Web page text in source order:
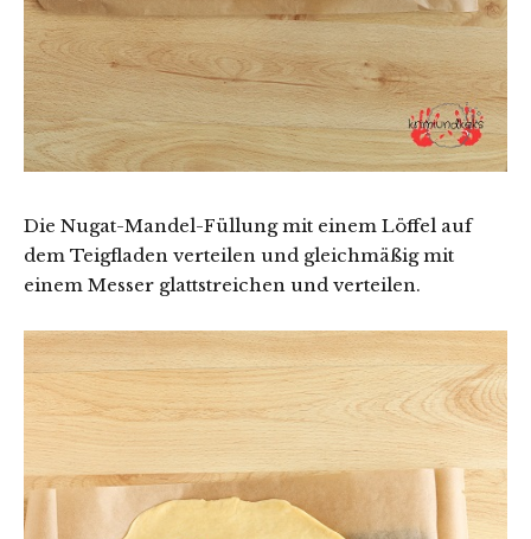
Die Nugat-Mandel-Füllung mit einem Löffel auf
dem Teigfladen verteilen und gleichmäßig mit
einem Messer glattstreichen und verteilen.